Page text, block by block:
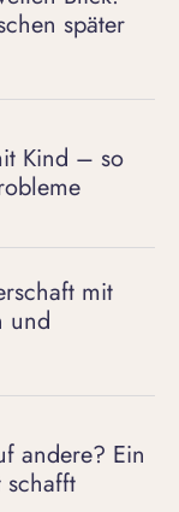
später
Kind – so
mit
und
andere? Ein
schafft